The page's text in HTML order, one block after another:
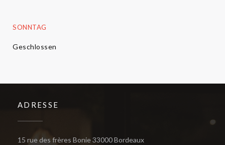
SONNTAG
Geschlossen
ADRESSE
15 rue des frères Bonie 33000 Bordeaux((öffnet ein neues